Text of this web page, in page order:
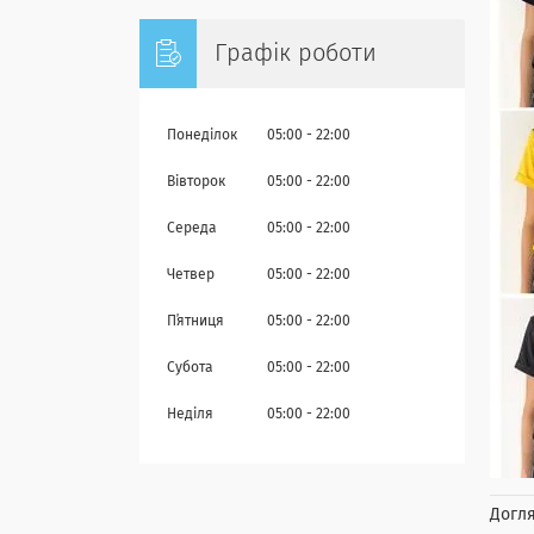
Графік роботи
Понеділок 05:00 22:00
Вівторок 05:00 22:00
Середа 05:00 22:00
Четвер 05:00 22:00
Пʼятниця 05:00 22:00
Субота 05:00 22:00
Неділя 05:00 22:00